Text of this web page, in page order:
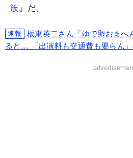
族 』だ。
速報
板東英二さん「ゆで卵おまへ
ると… 「出演料も交通費も要らん